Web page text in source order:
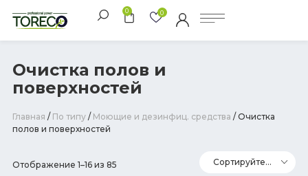
0 0
Очистка полов и
поверхностей
Главная / По типу / Моющие и дезинфиц. средства / Очистка
полов и поверхностей
Отображение 1–16 из 85